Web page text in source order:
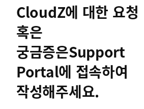
CloudZ에 대한 요청
혹은
궁금증은Support
Portal에 접속하여
작성해주세요.